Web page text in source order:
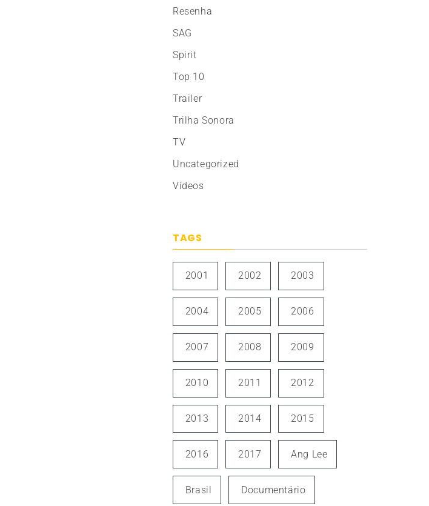
Resenha
SAG
Spirit
Top 10
Trailer
Trilha Sonora
TV
Uncategorized
Vídeos
TAGS
2001 2002 2003
2004 2005 2006
2007 2008 2009
2010 2011 2012
2013 2014 2015
2016 2017 Ang Lee
Brasil Documentário